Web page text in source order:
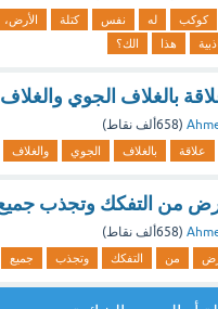
كوكب له نفس كتلة الأرض،
هذا الك؟
بالغلاف الجوي
(658ألف نقاط)
علاقة بالغلاف الجوي والغلاف
من التفكك وتجذب جميع
(658ألف نقاط)
من التفكك وتجذب جميع